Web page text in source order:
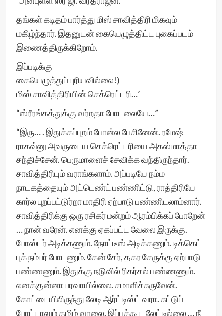
தங்கள் கடிதம் பார்த்து மிஸ் சாவித்திரி மிகவும்
மகிழ்ந்தார். இதனுடன் கையெழுத்திட்ட புகைப்படம்
இணைத்திருக்கிறோம்.
இப்படிக்கு
கையெழுத்துப் புரியவில்லை!)
மிஸ் சாவித்திரியின் செக்ரெட்டரி…’
“ஸ்ரீரங்கத்துக்கு வர்றதா போடலையே…”
“இரு… . இதுக்கப்புறம் போன்ல பேசினேன். ரமேஷ்
ராகவ்னு அவருடைய செக்ரெட்டரியை அகஸ்மாத்தா
சந்திச்சேன். பெருமாளைச் சேவிக்க வந்திருந்தார்.
சாவித்திரியும் வராங்களாம். அப்படியே நம்ம
நாடகத்தையும் அட்டெண்ட் பண்ணிட்டு, ராத்திரியே
கார்ல புறப்பட்டுர்றா மாதிரி ஏற்பாடு பண்ணிடலாம்னார்.
சாவித்திரிக்கு ஒரு ரசிகர் மன்றம் ஆரம்பிக்கப் போறேன்
… நான் வரேன். எனக்கு ஏகப்பட்ட வேலை இருக்கு.
போஸ்டர் அடிக்கணும். நோட்டீஸ் அடிக்கணும். டிக்கெட்
புக் நம்பர் போடணும். கேன் சேர், தகர சேருக்கு ஏற்பாடு
பண்ணணும். இதுக்கு நடுவில் ரிகர்சல் பண்ணணும்.
எனக்குன்னா பரவாயில்லை. சமாளிச்சுருவேன்.
கோட்டையிலிருந்து லேடி ஆர்ட்டிஸ்ட் வரா. சுட்டுப்
போட்டாலும் தமிழ் வரலை. இப்பக்கூட லேட்டில்லை … நீ